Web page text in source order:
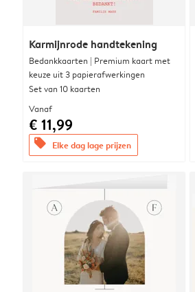
Karmijnrode handtekening
Bedankkaarten | Premium kaart met
keuze uit 3 papierafwerkingen
Set van 10 kaarten
Vanaf
€ 11,99
offers Elke dag lage prijzen